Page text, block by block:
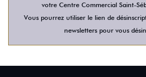
votre Centre Commercial Saint-
Vous pourrez utiliser le lien de
newsletters pour vous